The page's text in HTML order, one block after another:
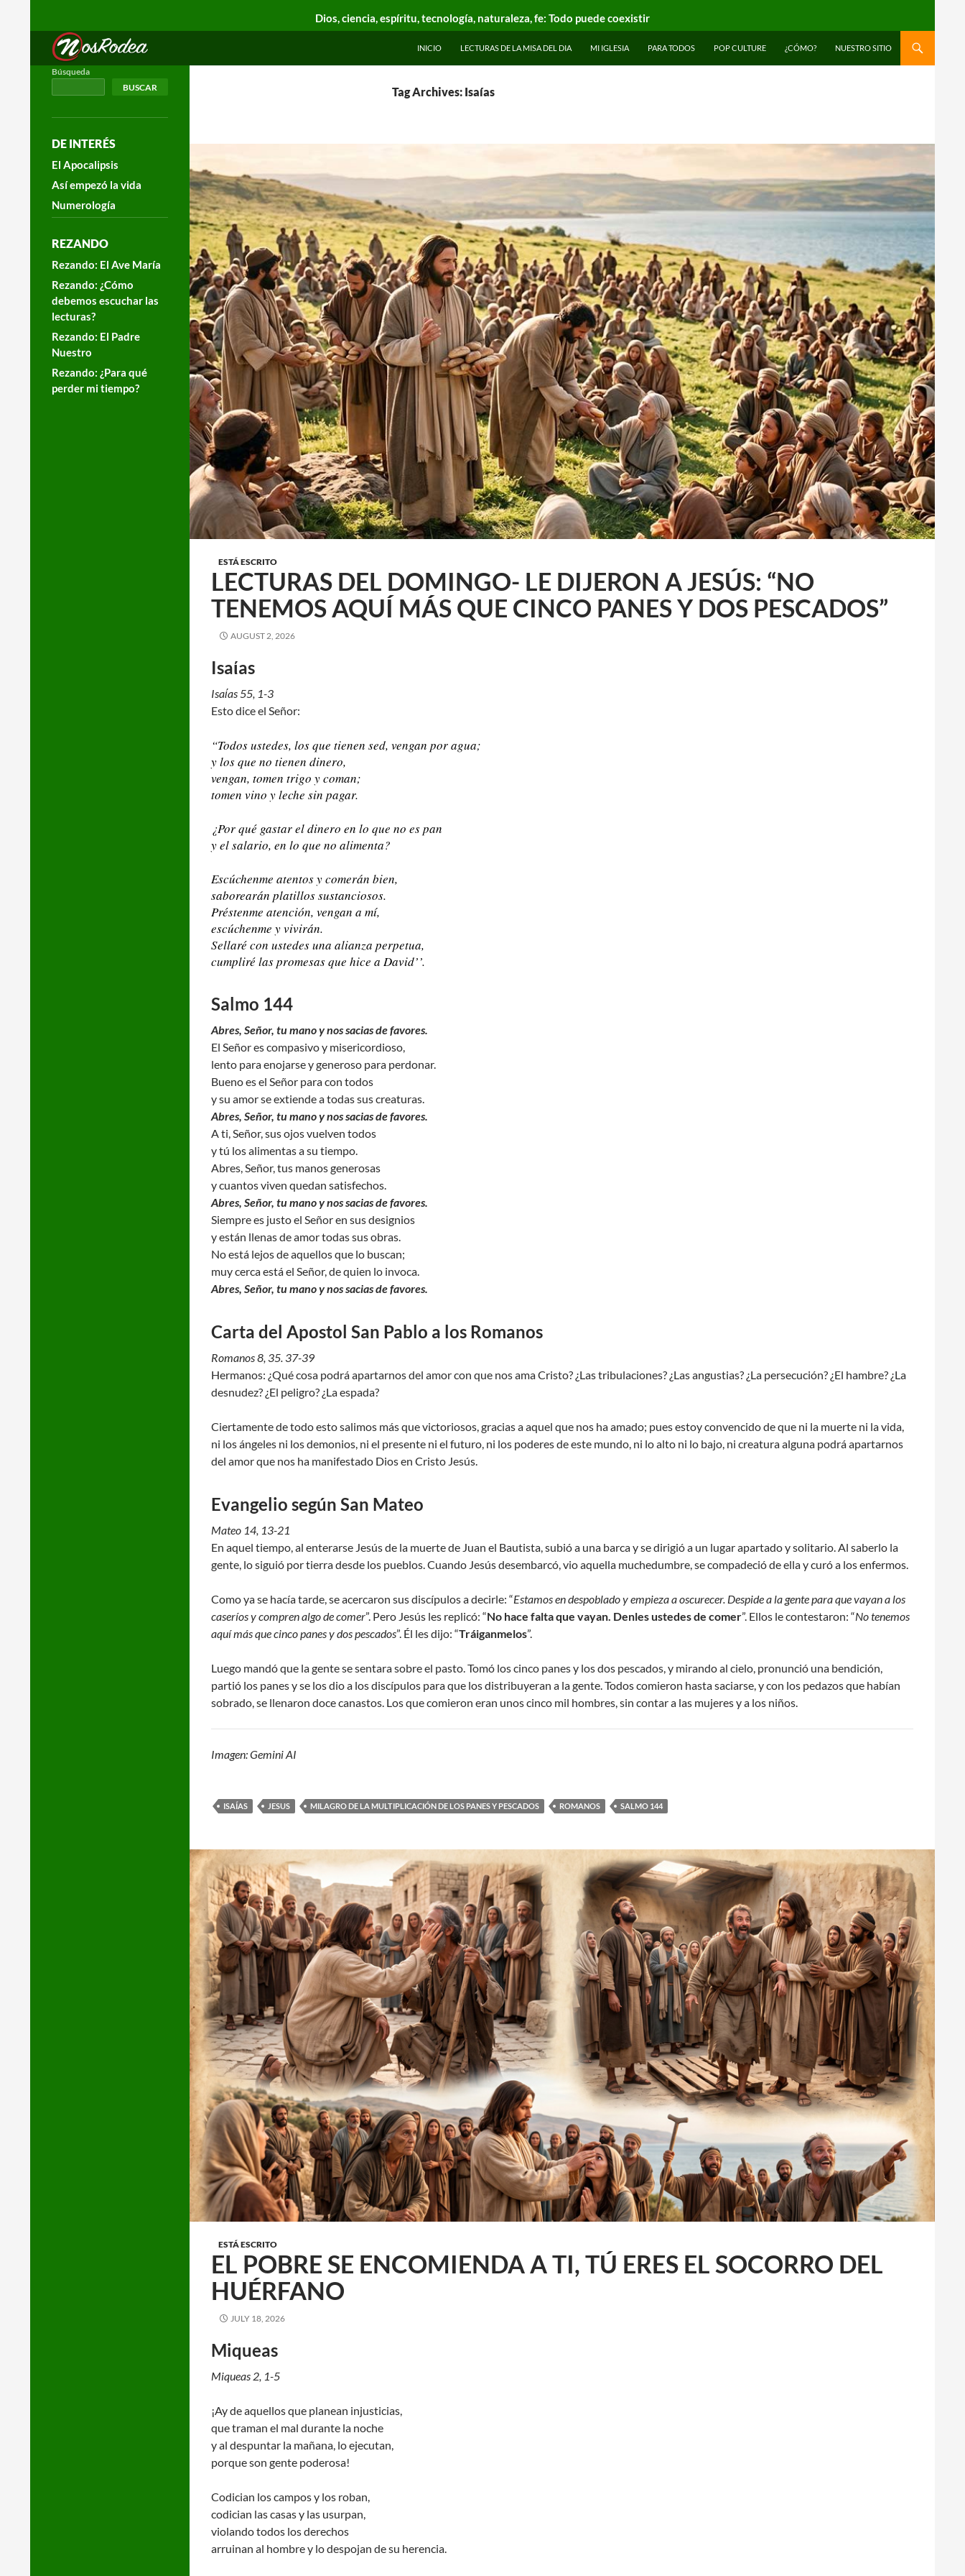
Dios, ciencia, espíritu, tecnología, naturaleza, fe: Todo puede coexistir
Nos Rodea
Search
INICIO LECTURAS DE LA MISA DEL DIA MI IGLESIA PARA TODOS POP CULTURE ¿CÓMO? NUESTRO SITIO
Tag Archives: Isaías
ESTÁ ESCRITO
LECTURAS DEL DOMINGO- LE DIJERON A JESÚS: “NO
TENEMOS AQUÍ MÁS QUE CINCO PANES Y DOS PESCADOS”
AUGUST 2, 2026
Isaίas
Isaίas 55, 1-3
Esto dice el Señor:
“Todos ustedes, los que tienen sed, vengan por agua;
y los que no tienen dinero,
vengan, tomen trigo y coman;
tomen vino y leche sin pagar.
¿Por qué gastar el dinero en lo que no es pan
y el salario, en lo que no alimenta?
Escúchenme atentos y comerán bien,
saborearán platillos sustanciosos.
Préstenme atención, vengan a mí,
escúchenme y vivirán.
Sellaré con ustedes una alianza perpetua,
cumpliré las promesas que hice a David’’.
Salmo 144
Abres, Señor, tu mano y nos sacias de favores.
El Señor es compasivo y misericordioso,
lento para enojarse y generoso para perdonar.
Bueno es el Señor para con todos
y su amor se extiende a todas sus creaturas.
Abres, Señor, tu mano y nos sacias de favores.
A ti, Señor, sus ojos vuelven todos
y tú los alimentas a su tiempo.
Abres, Señor, tus manos generosas
y cuantos viven quedan satisfechos.
Abres, Señor, tu mano y nos sacias de favores.
Siempre es justo el Señor en sus designios
y están llenas de amor todas sus obras.
No está lejos de aquellos que lo buscan;
muy cerca está el Señor, de quien lo invoca.
Abres, Señor, tu mano y nos sacias de favores.
Carta del Apostol San Pablo a los Romanos
Romanos 8, 35. 37-39
Hermanos: ¿Qué cosa podrá apartarnos del amor con que nos ama Cristo? ¿Las tribulaciones? ¿Las angustias? ¿La persecución? ¿El hambre? ¿La
desnudez? ¿El peligro? ¿La espada?
Ciertamente de todo esto salimos más que victoriosos, gracias a aquel que nos ha amado; pues estoy convencido de que ni la muerte ni la vida,
ni los ángeles ni los demonios, ni el presente ni el futuro, ni los poderes de este mundo, ni lo alto ni lo bajo, ni creatura alguna podrá apartarnos
del amor que nos ha manifestado Dios en Cristo Jesús.
Evangelio según San Mateo
Mateo 14, 13-21
En aquel tiempo, al enterarse Jesús de la muerte de Juan el Bautista, subió a una barca y se dirigió a un lugar apartado y solitario. Al saberlo la
gente, lo siguió por tierra desde los pueblos. Cuando Jesús desembarcó, vio aquella muchedumbre, se compadeció de ella y curó a los enfermos.
Como ya se hacía tarde, se acercaron sus discípulos a decirle: “Estamos en despoblado y empieza a oscurecer. Despide a la gente para que vayan a los
caseríos y compren algo de comer”. Pero Jesús les replicó: “No hace falta que vayan. Denles ustedes de comer”. Ellos le contestaron: “No tenemos
aquí más que cinco panes y dos pescados”. Él les dijo: “Tráiganmelos”.
Luego mandó que la gente se sentara sobre el pasto. Tomó los cinco panes y los dos pescados, y mirando al cielo, pronunció una bendición,
partió los panes y se los dio a los discípulos para que los distribuyeran a la gente. Todos comieron hasta saciarse, y con los pedazos que habían
sobrado, se llenaron doce canastos. Los que comieron eran unos cinco mil hombres, sin contar a las mujeres y a los niños.
Imagen: Gemini AI
ISAÍAS JESUS MILAGRO DE LA MULTIPLICACIÓN DE LOS PANES Y PESCADOS ROMANOS SALMO 144
ESTÁ ESCRITO
EL POBRE SE ENCOMIENDA A TI, TÚ ERES EL SOCORRO DEL
HUÉRFANO
JULY 18, 2026
Miqueas
Miqueas 2, 1-5
¡Ay de aquellos que planean injusticias,
que traman el mal durante la noche
y al despuntar la mañana, lo ejecutan,
porque son gente poderosa!
Codician los campos y los roban,
codician las casas y las usurpan,
violando todos los derechos
arruinan al hombre y lo despojan de su herencia.
Búsqueda
BUSCAR
DE INTERÉS
El Apocalipsis
Así empezó la vida
Numerología
REZANDO
Rezando: El Ave María
Rezando: ¿Cómo
debemos escuchar las
lecturas?
Rezando: El Padre
Nuestro
Rezando: ¿Para qué
perder mi tiempo?